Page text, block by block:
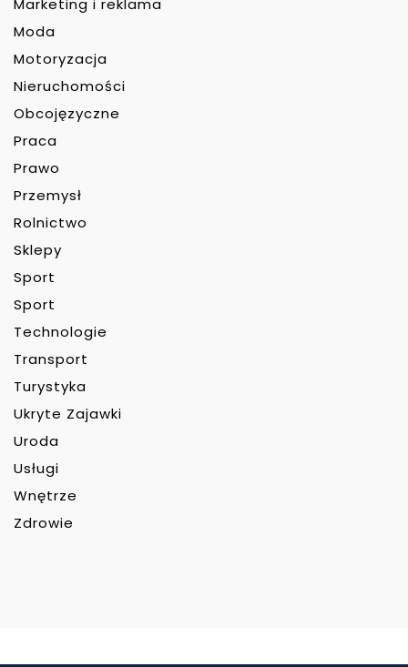
Marketing i reklama
Moda
Motoryzacja
Nieruchomości
Obcojęzyczne
Praca
Prawo
Przemysł
Rolnictwo
Sklepy
Sport
Sport
Technologie
Transport
Turystyka
Ukryte Zajawki
Uroda
Usługi
Wnętrze
Zdrowie